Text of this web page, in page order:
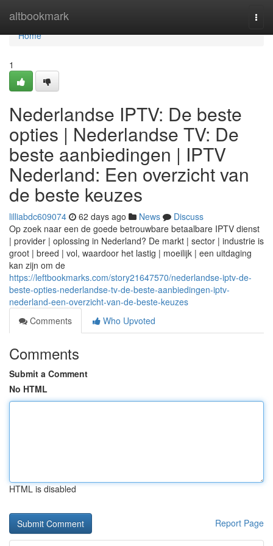
altbookmark
Home
Home
1
Nederlandse IPTV: De beste
opties | Nederlandse TV: De
beste aanbiedingen | IPTV
Nederland: Een overzicht van
de beste keuzes
lilliabdc609074 62 days ago News
Discuss
Op zoek naar een de goede betrouwbare betaalbare IPTV dienst
| provider | oplossing in Nederland? De markt | sector | industrie is
groot | breed | vol, waardoor het lastig | moeilijk | een uitdaging
kan zijn om de
https://leftbookmarks.com/story21647570/nederlandse-iptv-de-
beste-opties-nederlandse-tv-de-beste-aanbiedingen-iptv-
nederland-een-overzicht-van-de-beste-keuzes
Comments
Who Upvoted
Comments
Submit a Comment
No HTML
HTML is disabled
Report Page